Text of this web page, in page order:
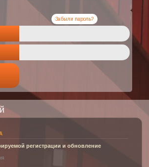
Забыли пароль?
регистрации и обновление